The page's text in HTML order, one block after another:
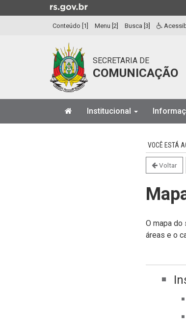
para
Ir
a
Conteúdo [1] Menu [2] Busca [3]
SECRETARIA DE
COMUNICAÇÃO
Institucional
Voltar
O mapa
áreas e o